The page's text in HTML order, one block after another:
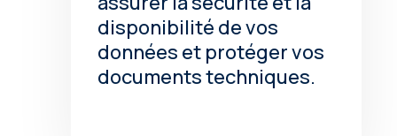
disponibilité de vos
données et protéger vos
documents techniques.